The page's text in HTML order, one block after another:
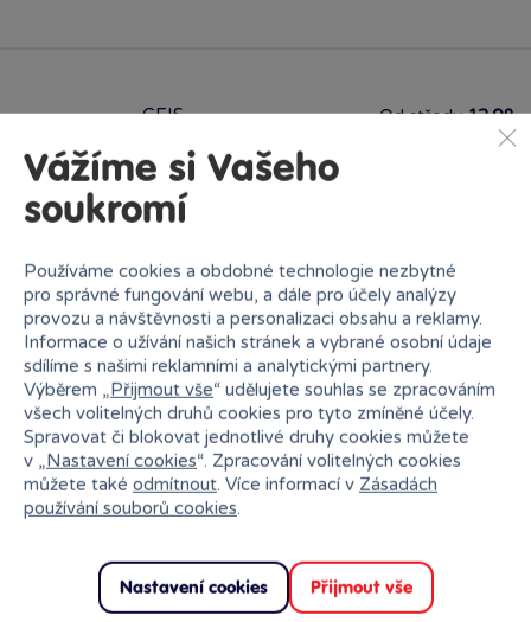
GEIS Od středy12.08.
Vložit produkt do košíku
Ihned k odběru na pobočce
Bambule České Budějovice OC
Čtyři Dvory
Rezervovat zde
Bambule Kladno OAZA
Dnes od 14:00
Rezervovat zde
Vážíme si Vašeho
soukromí
Používáme cookies a obdobné technologie nezbytné
pro správné fungování webu, a dále pro účely analýzy
provozu a návštěvnosti a personalizaci obsahu a reklamy.
Informace o užívání našich stránek a vybrané osobní údaje
sdílíme s našimi reklamními a analytickými partnery.
Výběrem „Přijmout vše“ udělujete souhlas se zpracováním
všech volitelných druhů cookies pro tyto zmíněné účely.
Spravovat či blokovat jednotlivé druhy cookies můžete
v „Nastavení cookies“. Zpracování volitelných cookies
můžete také odmítnout. Více informací v Zásadách
používání souborů cookies.
Nastavení cookies Přijmout vše